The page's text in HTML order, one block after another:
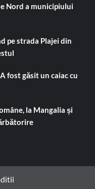
Nord a municipiului
pe strada Plajei din
fost găsit un caiac cu
la Mangalia și